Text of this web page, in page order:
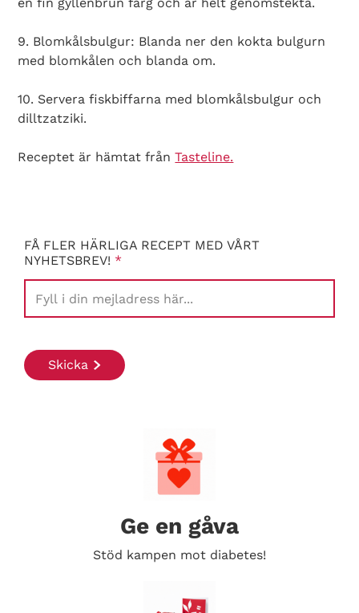
Search Diabetes Wellness Sverige
9. Blomkålsbulgur: Blanda ner den kokta bulgurn
med blomkålen och blanda om.
10. Servera fiskbiffarna med blomkålsbulgur och
dilltzatziki.
Receptet är hämtat frånTasteline.
FÅ FLER HÄRLIGA RECEPT MED VÅRT
NYHETSBREV! *
Ge en gåva
Stöd kampen mot diabetes!